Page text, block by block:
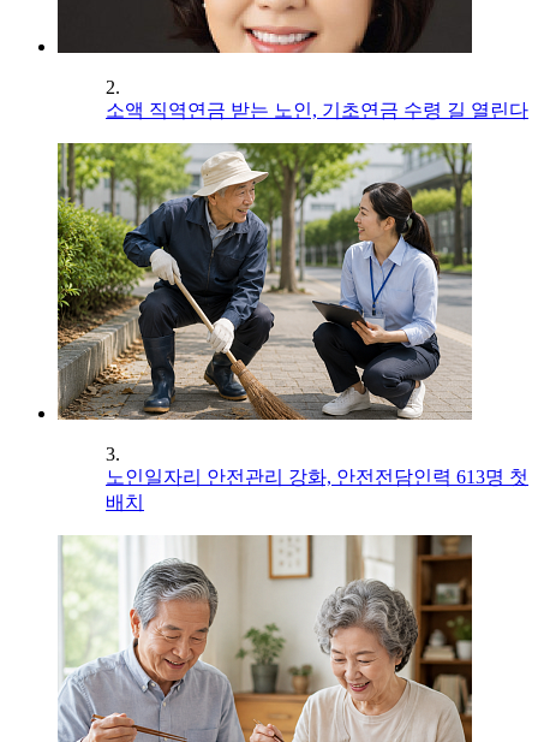
2.
소액 직역연금 받는 노인, 기초연금 수령 길 열린다
3.
노인일자리 안전관리 강화, 안전전담인력 613명 첫
배치